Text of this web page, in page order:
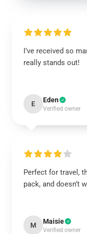
I’ve received so
really stands out!
E Eden
Verified owner
Perfect for travel,
pack, and doesn’t
M Maisie
Verified owner